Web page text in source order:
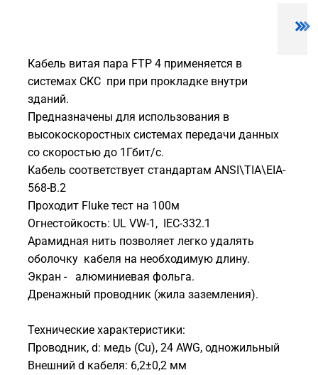
Кабель витая пара FTP 4 применяется в
системах СКС при при прокладке внутри
зданий.
Предназначены для использования в
высокоскоростных системах передачи данных
со скоростью до 1Гбит/с.
Кабель соответствует стандартам ANSI\TIA\EIA-
568-B.2
Проходит Fluke тест на 100м
Огнестойкость: UL VW-1, IEC-332.1
Арамидная нить позволяет легко удалять
оболочку кабеля на необходимую длину.
Экран - алюминиевая фольга.
Дренажный проводник (жила заземления).
Технические характеристики:
Проводник, d: медь (Cu), 24 AWG, одножильный
Внешний d кабеля: 6,2±0,2 мм